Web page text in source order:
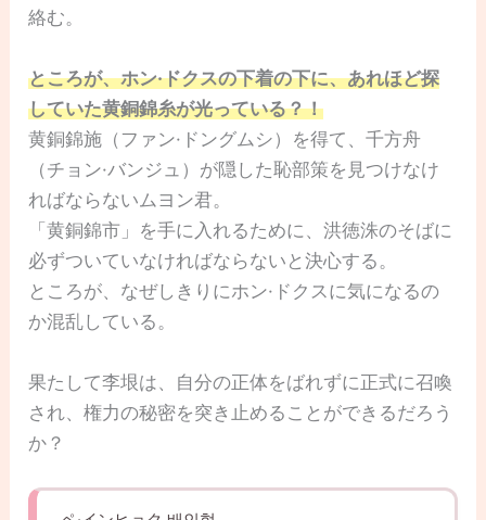
絡む。
ところが、ホン·ドクスの下着の下に、あれほど探
していた黄銅錦糸が光っている？！
黄銅錦施（ファン·ドングムシ）を得て、千方舟
（チョン·バンジュ）が隠した恥部策を見つけなけ
ればならないムヨン君。
「黄銅錦市」を手に入れるために、洪徳洙のそばに
必ずついていなければならないと決心する。
ところが、なぜしきりにホン·ドクスに気になるの
か混乱している。
果たして李垠は、自分の正体をばれずに正式に召喚
され、権力の秘密を突き止めることができるだろう
か？